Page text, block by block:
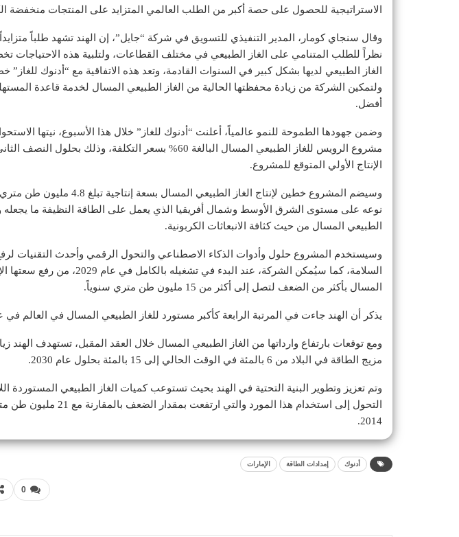
الاستراتيجية للحصول على حصة أكبر من الطلب العالمي المتزايد على المنتجات منخفضة
وقال سنجاي كومار، المدير التنفيذي للتسويق في شركة “جايل”، إن الهند تشهد طلباً
نظراً للطلب المتنامي على الغاز الطبيعي في مختلف القطاعات، ولتلبية هذه الاحتياجات
الغاز الطبيعي لديها بشكل كبير في السنوات القادمة، وتعد هذه الاتفاقية مع “أدنوك للغاز”
ولتمكين الشركة من زيادة محفظتها الحالية من الغاز الطبيعي المسال لخدمة قاعدة
أفضل.
وضمن جهودها الطموحة للنمو عالمياً، أعلنت “أدنوك للغاز” خلال هذا الأسبوع، نيتها
الإنتاج الأولي المتوقع للمشروع.
وسيضم المشروع خطين لإنتاج الغاز
نوعه على مستوى الشرق الأوسط وشمال أفريقيا الذي يعمل على الطاقة النظيفة ما يجعله
الطبيعي المسال من حيث كثافة الانبعاثات الكربونية.
وسيستخدم المشروع حلول وأدوات الذكاء الاصطناعي والتحول الرقمي وأحدث التقنيات لرفع
السلامة، كما سيُمكن الشركة، عند البدء في
المسال بأكثر من الضعف لتصل إلى أكثر من 15 مليون طن متري سنوياً.
يذكر أن الهند جاءت في المرتبة الرابعة كأكبر مستورد للغاز الطبيعي المسال في العالم في عام
ومع توقعات بارتفاع وارداتها من الغاز الطبيعي المسال خلال العقد المقبل، تستهدف الهند
مزيج الطاقة في البلاد من 6 بالمئة في الوقت الحالي إلى 15 بالمئة بحلول عام 2030.
وتم تعزيز وتطوير البنية التحتية في الهند بحيث تستوعب كميات الغاز الطبيعي المستوردة
التحول إلى استخدام هذا المورد
2014.
أدنوك إمدادات الطاقة الإمارات
0